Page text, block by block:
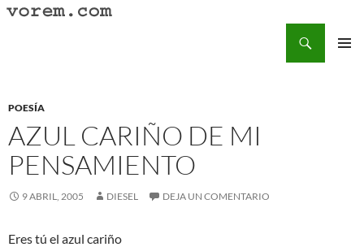
Saltar
POESÍA
AZUL CARIÑO DE MI
PENSAMIENTO
9 ABRIL, 2005 DIESEL DEJA UN COMENTARIO
Eres tú el azul cariño